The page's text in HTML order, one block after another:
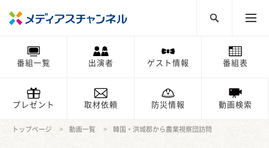
番組一覧 出演者 ゲスト情報 番組表
プレゼント 取材依頼 防災情報 動画検索
トップページ 動画一覧 韓国・洪城郡から農業視察団訪問